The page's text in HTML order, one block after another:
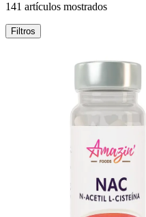
141 artículos mostrados
Filtros